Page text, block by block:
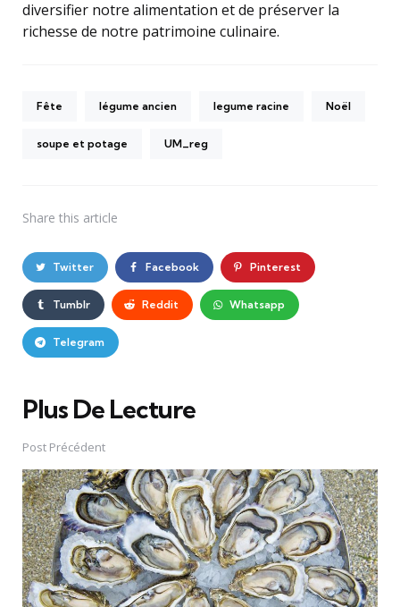
diversifier notre alimentation et de préserver la
richesse de notre patrimoine culinaire.
Fête légume ancien legume racine Noël
soupe et potage UM_reg
Share this article
Twitter Facebook Pinterest
Tumblr Reddit Whatsapp
Telegram
Plus De Lecture
Post
navigation
Post Précédent